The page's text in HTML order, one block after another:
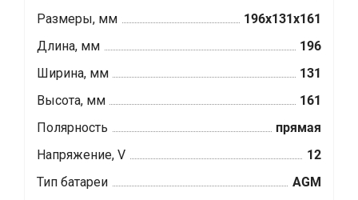
Размеры, мм
196x131x161
Длина, мм
196
Ширина, мм
131
Высота, мм
161
Полярность
прямая
Напряжение, V
12
Тип батареи
AGM